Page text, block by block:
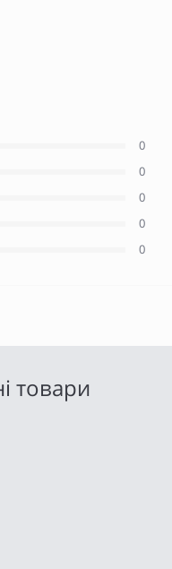
0
0
0
0
0
товари